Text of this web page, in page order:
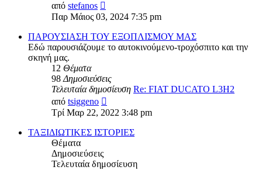
από stefanos
της
τελευταίας
δημοσίευσης
Παρ Μάιος 03, 2024 7:35 pm
ΠΑΡΟΥΣΙΑΣΗ ΤΟΥ ΕΞΟΠΛΙΣΜΟΥ ΜΑΣ
Εδώ παρουσιάζουμε το αυτοκινούμενο-τροχόσπιτο και την
σκηνή μας.
12 Θέματα
98Δημοσιεύσεις
Τελευταία δημοσίευση Re: FIAT DUCATO L3H2
από tsiggeno
της
τελευταίας
δημοσίευσης
Τρί Μαρ 22, 2022 3:48 pm
ΤΑΞΙΔΙΩΤΙΚΕΣ ΙΣΤΟΡΙΕΣ
Θέματα
Δημοσιεύσεις
Τελευταία δημοσίευση